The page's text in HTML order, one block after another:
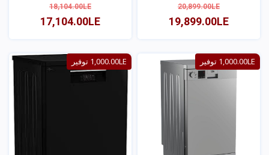
20,899.00LE
19,899.00LE
عرض
18,104.00LE
17,104.00LE
عرض
1,000.00LE توفير 1,000.00LE توفير